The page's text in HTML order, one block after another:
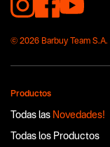
© 2026 Barbuy Team
Productos
Todas las Novedades!
Todas los Productos